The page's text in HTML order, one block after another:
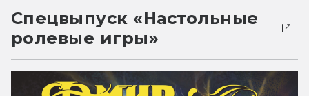
Спецвыпуск «Настольные
ролевые игры»